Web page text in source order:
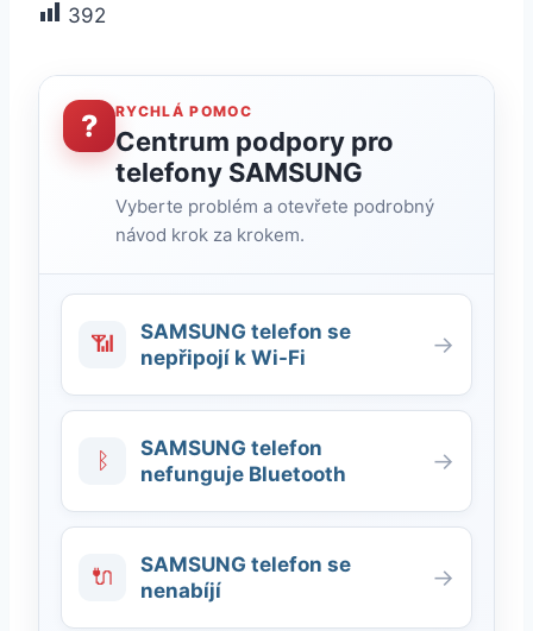
392
? RYCHLÁ POMOC
Centrum podpory pro
telefony SAMSUNG
Vyberte problém a otevřete podrobný
návod krok za krokem.
📶
SAMSUNG telefon se
nepřipojí k Wi-Fi
→
ᛒ
SAMSUNG telefon
nefunguje Bluetooth
→
🔌
SAMSUNG telefon se
nenabíjí
→